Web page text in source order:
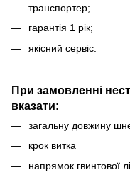
транспортер;
гарантія 1 рік;
якісний сервіс.
При замовленні
вказати:
загальну довжину
крок витка
напрямок гвинтової